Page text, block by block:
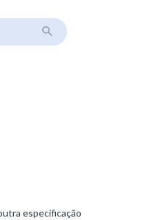
especificação